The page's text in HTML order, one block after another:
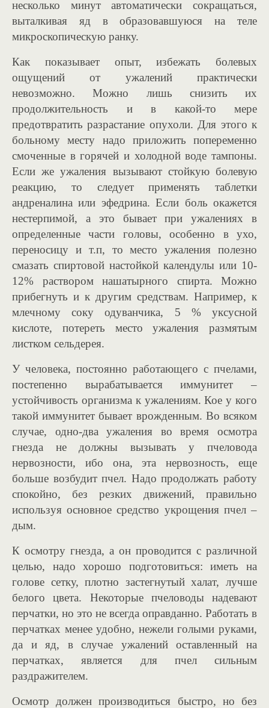
несколько минут автоматически сокращаться,
выталкивая яд в образовавшуюся на теле
микроскопическую ранку.
Как показывает опыт, избежать болевых
ощущений от ужалений практически
невозможно. Можно лишь снизить их
продолжительность и в какой-то мере
предотвратить разрастание опухоли. Для этого к
больному месту надо приложить попеременно
смоченные в горячей и холодной воде тампоны.
Если же ужаления вызывают стойкую болевую
реакцию, то следует применять таблетки
андреналина или эфедрина. Если боль окажется
нестерпимой, а это бывает при ужалениях в
определенные части головы, особенно в ухо,
переносицу и т.п, то место ужаления полезно
смазать спиртовой настойкой календулы или 10-
12% раствором нашатырного спирта. Можно
прибегнуть и к другим средствам. Например, к
млечному соку одуванчика, 5 % уксусной
кислоте, потереть место ужаления размятым
листком сельдерея.
У человека, постоянно работающего с пчелами,
постепенно вырабатывается иммунитет –
устойчивость организма к ужалениям. Кое у кого
такой иммунитет бывает врожденным. Во всяком
случае, одно-два ужаления во время осмотра
гнезда не должны вызывать у пчеловода
нервозности, ибо она, эта нервозность, еще
больше возбудит пчел. Надо продолжать работу
спокойно, без резких движений, правильно
используя основное средство укрощения пчел –
дым.
К осмотру гнезда, а он проводится с различной
целью, надо хорошо подготовиться: иметь на
голове сетку, плотно застегнутый халат, лучше
белого цвета. Некоторые пчеловоды надевают
перчатки, но это не всегда оправданно. Работать в
перчатках менее удобно, нежели голыми руками,
да и яд, в случае ужалений оставленный на
перчатках, является для пчел сильным
раздражителем.
Осмотр должен производиться быстро, но без